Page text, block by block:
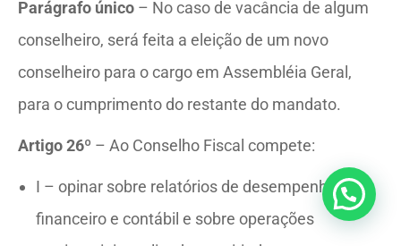
Parágrafo único – No caso de vacância de algum
conselheiro, será feita a eleição de um novo
conselheiro para o cargo em Assembléia Geral,
para o cumprimento do restante do mandato.
Artigo 26º – Ao Conselho Fiscal compete:
I – opinar sobre relatórios de desempenho
financeiro e contábil e sobre operações